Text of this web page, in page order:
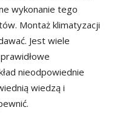
wykonanie tego
Montaż klimatyzacji
Jest wiele
nieodpowiednie
wiedzą i